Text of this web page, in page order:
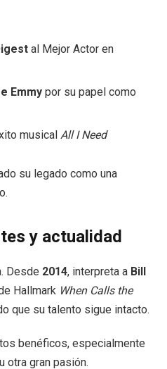
al Mejor Actor en
Emmy por su papel como
musical All I Need
su legado como una
y actualidad
Desde 2014, interpreta a Bill
Hallmark When Calls the
que su talento sigue intacto.
benéficos, especialmente
otra gran pasión.